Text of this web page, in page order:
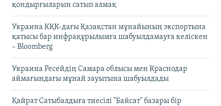
қондырғыларын сатып алмақ
Украина КҚК-дағы Қазақстан мұнайының экспортына
қатысы бар инфрақұрылымға шабуылдамауға келіскен
– Bloomberg
Украина Ресейдің Самара облысы мен Краснодар
аймағындағы мұнай зауытына шабуылдады
Қайрат Сатыбалдыға тиесілі "Байсат" базары бір